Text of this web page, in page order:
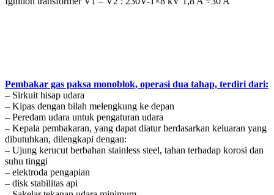
Pembakar gas paksa monoblok, operasi dua tahap, terdiri dari:
– Sirkuit hisap udara
– Kipas dengan bilah melengkung ke depan
– Peredam udara untuk pengaturan udara
– Kepala pembakaran, yang dapat diatur berdasarkan keluaran yang
dibutuhkan, dilengkapi dengan:
– Ujung kerucut berbahan stainless steel, tahan terhadap korosi dan
suhu tinggi
– elektroda pengapian
– disk stabilitas api